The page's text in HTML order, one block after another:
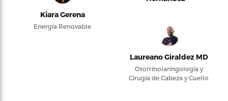
Kiara Gerena
Energía Renovable
Laureano Giraldez MD
Otorrinolaringología y
Cirugía de Cabeza y Cuello